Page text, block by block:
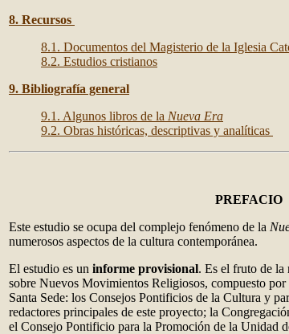
8. Recursos
8.1. Documentos del Magisterio de la Iglesia
8.2. Estudios cristianos
9. Bibliografía general
9.1. Algunos libros de la Nueva Era
9.2. Obras históricas, descriptivas y analíticas
PREFACIO
Este estudio se ocupa del complejo fenómeno de la
numerosos aspectos de la cultura contemporánea.
El estudio es un informe provisional. Es el fruto de
sobre Nuevos Movimientos Religiosos, compuesto
Santa Sede: los Consejos Pontificios de la Cultura y
redactores principales de este proyecto; la
el Consejo Pontificio para la Promoción de la Unidad